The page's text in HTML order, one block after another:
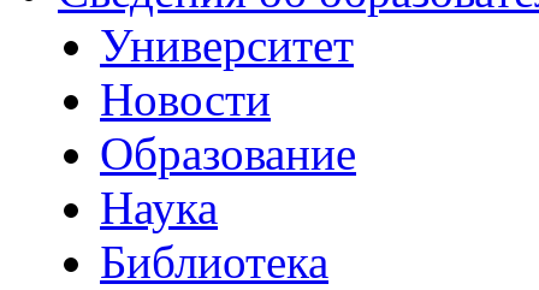
Университет
Новости
Образование
Наука
Библиотека